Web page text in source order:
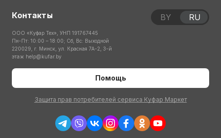
Контакты
ООО «Куфар Тех», УНП 191767445
Пн-Пт: 10:00 – 18:00; Сб, Вс: Выходной
220029, г. Минск, ул. Красная 7А-2, 3-й
этаж help@kufar.by
Помощь
Защита прав потребителей сервиса Куфар Маркет
BY RU